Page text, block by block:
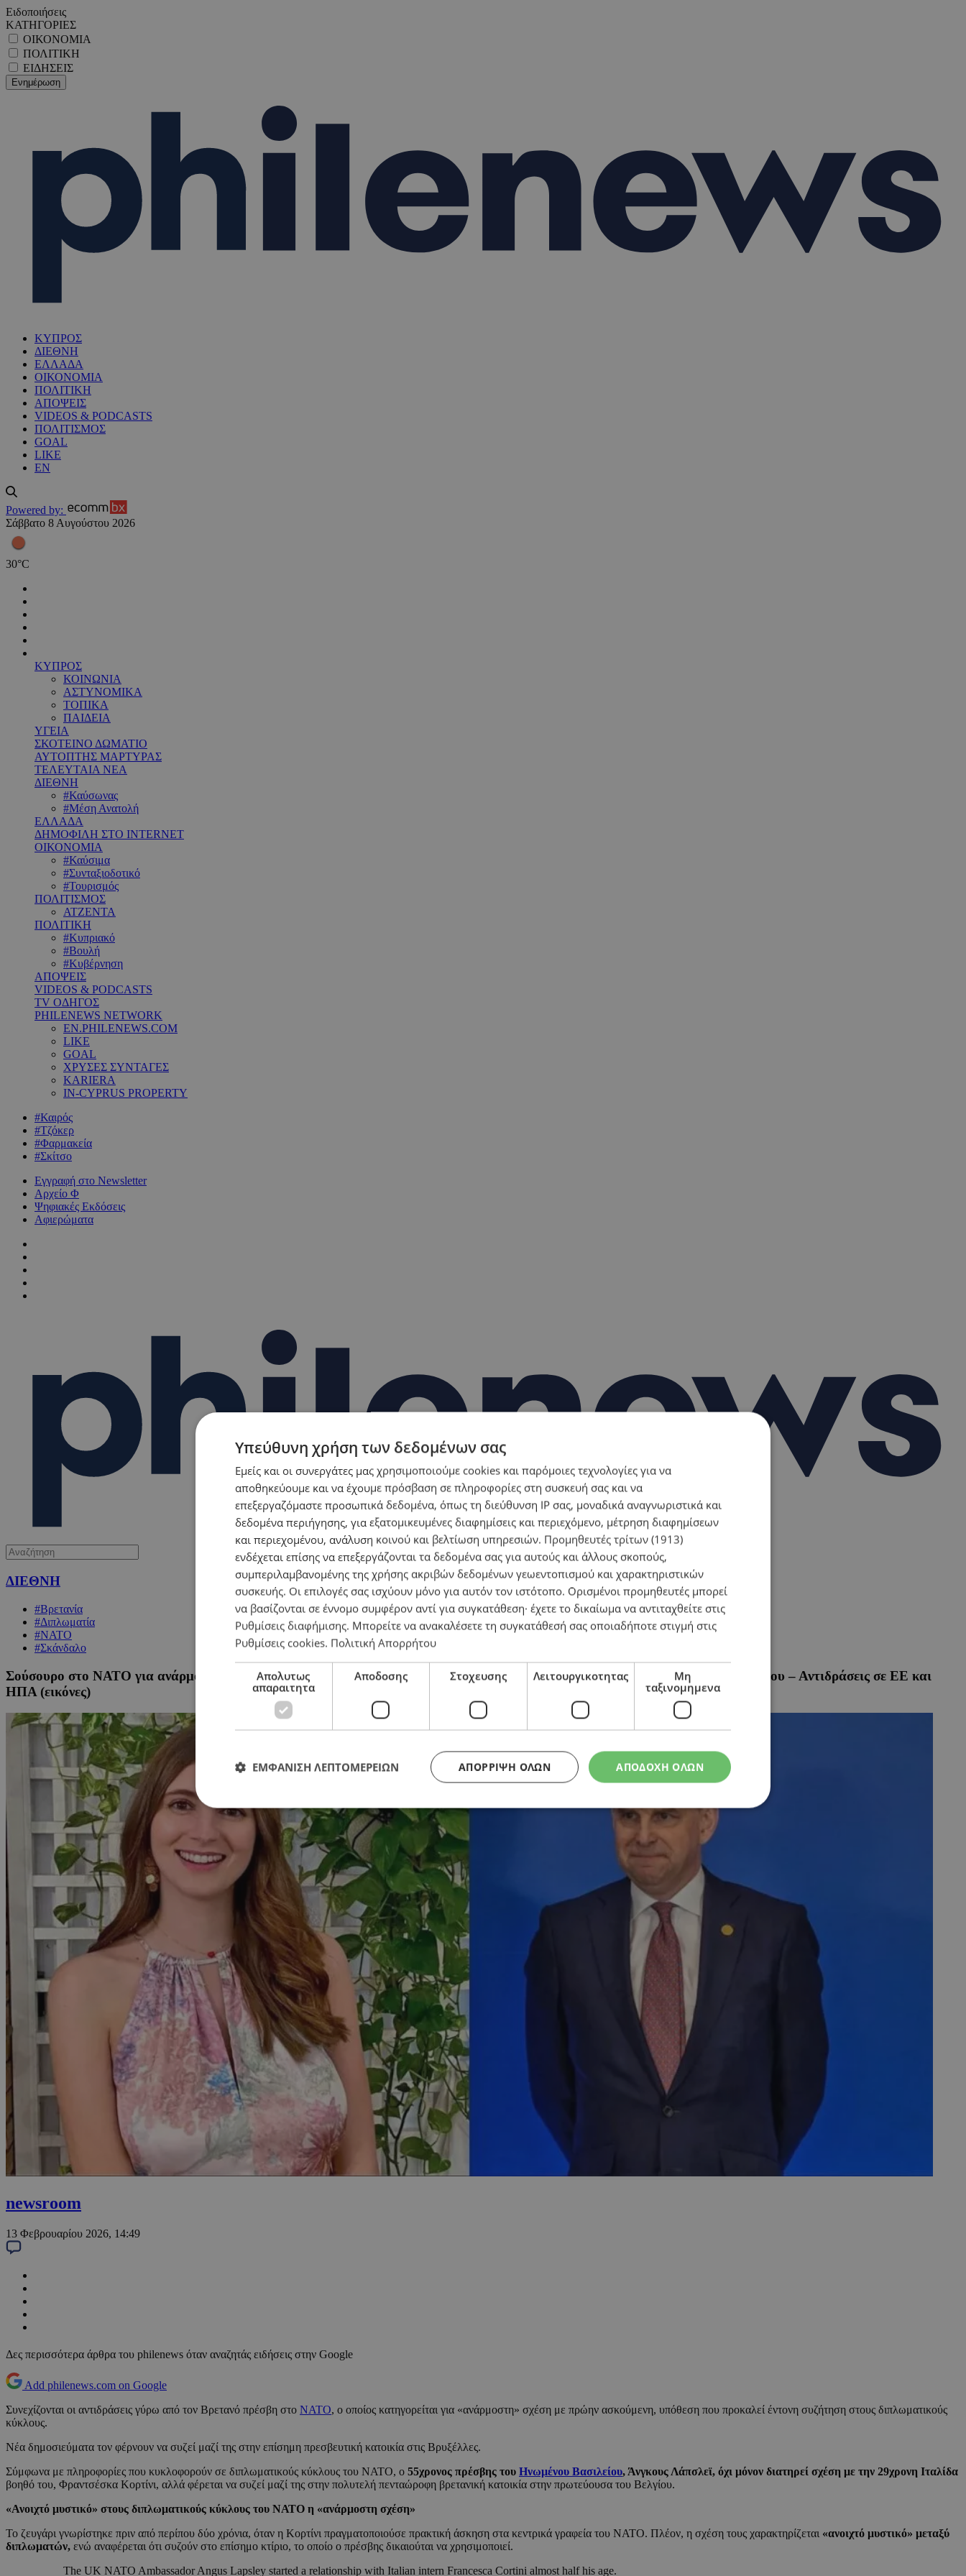
Ειδοποιήσεις
ΚΑΤΗΓΟΡΙΕΣ
ΟΙΚΟΝΟΜΙΑ
ΠΟΛΙΤΙΚΗ
ΕΙΔΗΣΕΙΣ
ΚΥΠΡΟΣ
ΔΙΕΘΝΗ
ΕΛΛΑΔΑ
ΟΙΚΟΝΟΜΙΑ
ΠΟΛΙΤΙΚΗ
ΑΠΟΨΕΙΣ
VIDEOS & PODCASTS
ΠΟΛΙΤΙΣΜΟΣ
GOAL
LIKE
EN
Powered by:
Σάββατο 8 Αυγούστου 2026
30°C
ΚΥΠΡΟΣ
ΚΟΙΝΩΝΙΑ
ΑΣΤΥΝΟΜΙΚΑ
ΤΟΠΙΚΑ
ΠΑΙΔΕΙΑ
ΥΓΕΙΑ
ΣΚΟΤΕΙΝΟ ΔΩΜΑΤΙΟ
ΑΥΤΟΠΤΗΣ ΜΑΡΤΥΡΑΣ
ΤΕΛΕΥΤΑΙΑ ΝΕΑ
ΔΙΕΘΝΗ
#Καύσωνας
#Μέση Ανατολή
ΕΛΛΑΔΑ
ΔΗΜΟΦΙΛΗ ΣΤΟ INTERNET
ΟΙΚΟΝΟΜΙΑ
#Καύσιμα
#Συνταξιοδοτικό
#Τουρισμός
ΠΟΛΙΤΙΣΜΟΣ
ΑΤΖΕΝΤΑ
ΠΟΛΙΤΙΚΗ
#Κυπριακό
#Βουλή
#Κυβέρνηση
ΑΠΟΨΕΙΣ
VIDEOS & PODCASTS
TV ΟΔΗΓΟΣ
PHILENEWS NETWORK
EN.PHILENEWS.COM
LIKE
GOAL
ΧΡΥΣΕΣ ΣΥΝΤΑΓΕΣ
KARIERA
IN-CYPRUS PROPERTY
#Καιρός
#Τζόκερ
#Φαρμακεία
#Σκίτσο
Εγγραφή στο Newsletter
Αρχείο Φ
Ψηφιακές Εκδόσεις
Αφιερώματα
ΔΙΕΘΝΗ
#Βρετανία
#Διπλωματία
#ΝΑΤΟ
#Σκάνδαλο
Σούσουρο στο ΝΑΤΟ για ανάρμοστη σχέση: Ο 55χρονος Βρετανός πρέσβης μένει με την 29χρονη ερωμένη και πρώην ασκούμενή του – Αντιδράσεις σε ΕΕ και
ΗΠΑ (εικόνες)
newsroom
13 Φεβρουαρίου 2026, 14:49
Δες περισσότερα άρθρα του philenews όταν αναζητάς ειδήσεις στην Google
Add philenews.com on Google
Συνεχίζονται οι αντιδράσεις γύρω από τον Βρετανό πρέσβη στο ΝΑΤΟ, ο οποίος κατηγορείται για «ανάρμοστη» σχέση με πρώην ασκούμενη, υπόθεση που προκαλεί έντονη συζήτηση στους διπλωματικούς
κύκλους.
Νέα δημοσιεύματα τον φέρνουν να συζεί μαζί της στην επίσημη πρεσβευτική κατοικία στις Βρυξέλλες.
Σύμφωνα με πληροφορίες που κυκλοφορούν σε διπλωματικούς κύκλους του NATO, ο 55χρονος πρέσβης του Ηνωμένου Βασιλείου, Άνγκους Λάπσλεϊ, όχι μόνον διατηρεί σχέση με την 29χρονη Ιταλίδα
βοηθό του, Φραντσέσκα Κορτίνι, αλλά φέρεται να συζεί μαζί της στην πολυτελή πενταώροφη βρετανική κατοικία στην πρωτεύουσα του Βελγίου.
«Ανοιχτό μυστικό» στους διπλωματικούς κύκλους του ΝΑΤΟ η «ανάρμοστη σχέση»
Το ζευγάρι γνωρίστηκε πριν από περίπου δύο χρόνια, όταν η Κορτίνι πραγματοποιούσε πρακτική άσκηση στα κεντρικά γραφεία του ΝΑΤΟ. Πλέον, η σχέση τους χαρακτηρίζεται «ανοιχτό μυστικό» μεταξύ
διπλωματών, ενώ αναφέρεται ότι συζούν στο επίσημο κτίριο, το οποίο ο πρέσβης δικαιούται να χρησιμοποιεί.
The UK NATO Ambassador Angus Lapsley started a relationship with Italian intern Francesca Cortini almost half his age.
Υπεύθυνη χρήση των δεδομένων σας
Εμείς και οι συνεργάτες μας χρησιμοποιούμε cookies και παρόμοιες τεχνολογίες για να
αποθηκεύουμε και να έχουμε πρόσβαση σε πληροφορίες στη συσκευή σας και να
επεξεργαζόμαστε προσωπικά δεδομένα, όπως τη διεύθυνση IP σας, μοναδικά αναγνωριστικά και
δεδομένα περιήγησης, για εξατομικευμένες διαφημίσεις και περιεχόμενο, μέτρηση διαφημίσεων
και περιεχομένου, ανάλυση κοινού και βελτίωση υπηρεσιών. Προμηθευτές τρίτων (1913)
ενδέχεται επίσης να επεξεργάζονται τα δεδομένα σας για αυτούς και άλλους σκοπούς,
συμπεριλαμβανομένης της χρήσης ακριβών δεδομένων γεωεντοπισμού και χαρακτηριστικών
συσκευής. Οι επιλογές σας ισχύουν μόνο για αυτόν τον ιστότοπο. Ορισμένοι προμηθευτές μπορεί
να βασίζονται σε έννομο συμφέρον αντί για συγκατάθεση· έχετε το δικαίωμα να αντιταχθείτε στις
Ρυθμίσεις διαφήμισης. Μπορείτε να ανακαλέσετε τη συγκατάθεσή σας οποιαδήποτε στιγμή στις
Ρυθμίσεις cookies. Πολιτική Απορρήτου
Απολυτως
απαραιτητα
Αποδοσης Στοχευσης Λειτουργικοτητας
Μη
ταξινομημενα
ΑΠΟΔΟΧΗ ΟΛΩΝ
ΑΠΌΡΡΙΨΗ ΌΛΩΝ
ΕΜΦΑΝΙΣΗ ΛΕΠΤΟΜΕΡΕΙΩΝ